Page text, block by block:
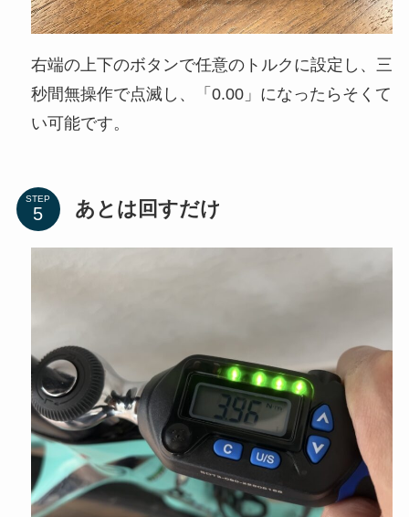
右端の上下のボタンで任意のトルクに設定し、三
秒間無操作で点滅し、「0.00」になったらそくて
い可能です。
STEP あとは回すだけ